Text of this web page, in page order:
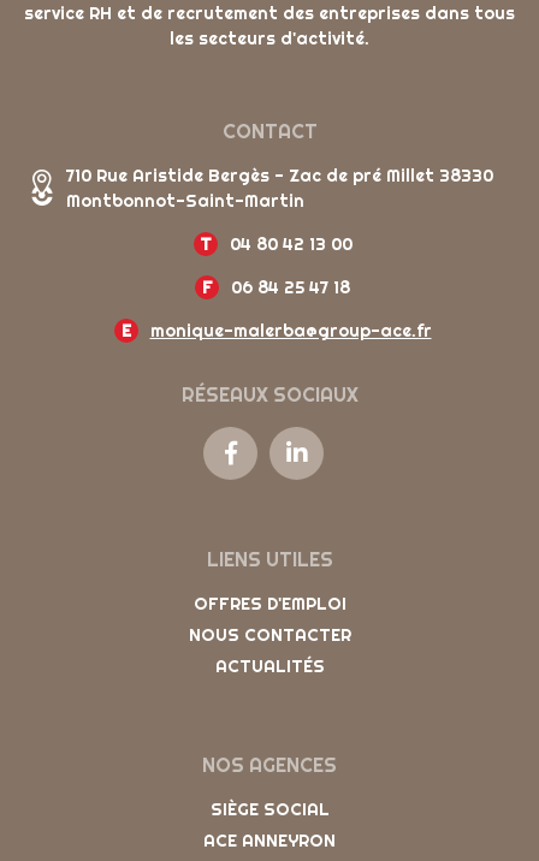
service RH et de recrutement des entreprises dans tous
les secteurs d'activité.
CONTACT
710 Rue Aristide Bergès - Zac de pré Millet 38330
Montbonnot-Saint-Martin
T
04 80 42 13 00
F
06 84 25 47 18
E
monique-malerba@group-ace.fr
RÉSEAUX SOCIAUX
LIENS UTILES
OFFRES D'EMPLOI
NOUS CONTACTER
ACTUALITÉS
NOS AGENCES
SIÈGE SOCIAL
ACE ANNEYRON